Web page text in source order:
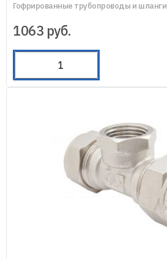
Гофрированные трубопроводы и шланги
1063 руб.